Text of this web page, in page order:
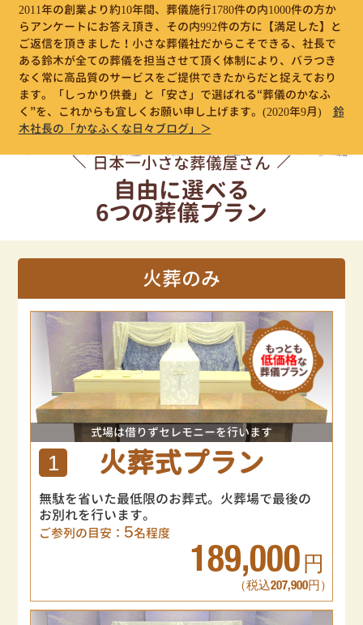
2011年の創業より約10年間、葬儀施行1780件の内1000件の方か
らアンケートにお答え頂き、その内992件の方に【満足した】と
ご返信を頂きました！小さな葬儀社だからこそできる、社長で
ある鈴木が全ての葬儀を担当させて頂く体制により、バラつき
なく常に高品質のサービスをご提供できたからだと捉えており
ます。「しっかり供養」と「安さ」で選ばれる“葬儀のかなふ
く”を、これからも宜しくお願い申し上げます。 (2020年9月)
鈴
木社長の「かなふくな日々ブログ」＞
日本一小さな葬儀屋さん
自由に選べる
6つの葬儀プラン
火葬のみ
式場は借りずセレモニーを行います
1 火葬式プラン
無駄を省いた最低限のお葬式。火葬場で最後の
お別れを行います。
ご参列の目安： 5名程度
189,000 円
（税込207,900円）